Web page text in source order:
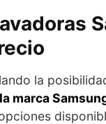
la
marca